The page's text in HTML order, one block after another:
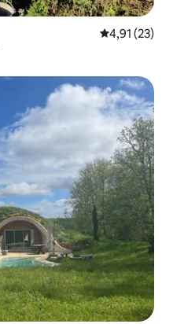
Évaluation
4,91 (23)